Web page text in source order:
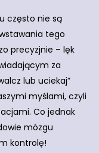
często nie są
tego
precyzjnie – lęk
za
lub uciekaj”
myślami, czyli
Co jednak
mózgu
kontrolę!